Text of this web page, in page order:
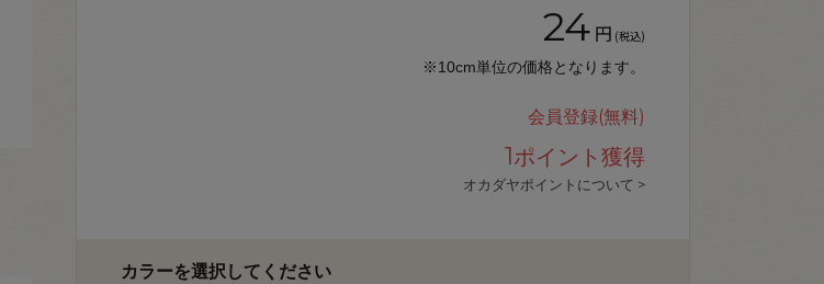
24 円 (税込)
※10cm単位の価格となります。
会員登録(無料)
1ポイント獲得
オカダヤポイントについて >
カラーを選択してください